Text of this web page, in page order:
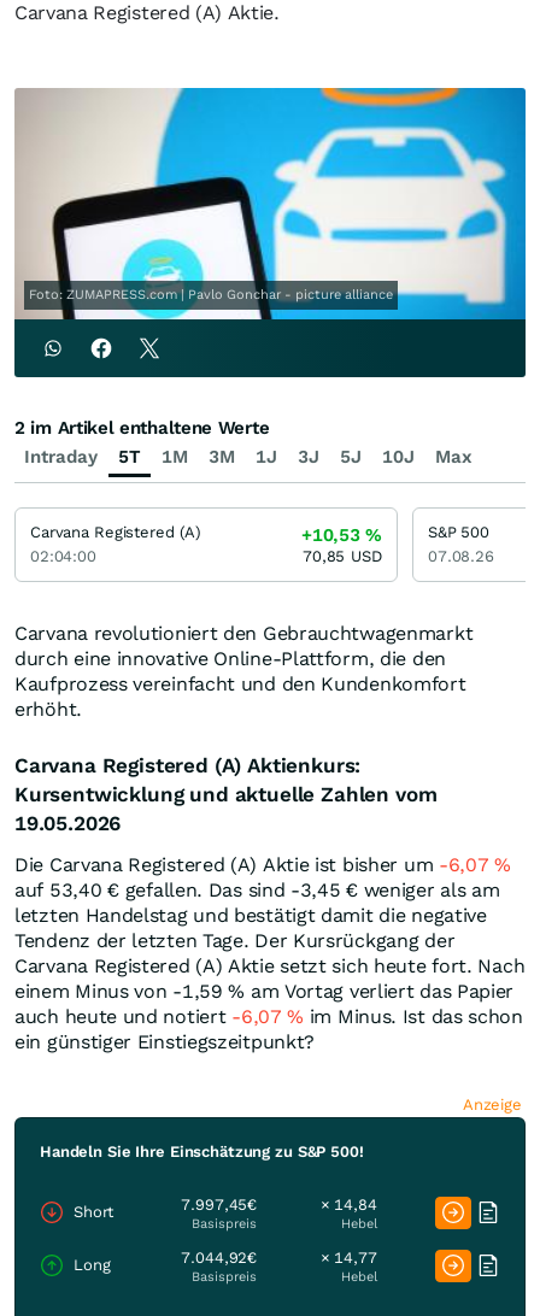
Carvana Registered (A) Aktie.
Foto: ZUMAPRESS.com | Pavlo Gonchar - picture alliance
Carvana revolutioniert den Gebrauchtwagenmarkt
durch eine innovative Online-Plattform, die den
Kaufprozess vereinfacht und den Kundenkomfort
erhöht.
Carvana Registered (A) Aktienkurs:
Kursentwicklung und aktuelle Zahlen vom
19.05.2026
Die Carvana Registered (A) Aktie ist bisher um -6,07%
auf 53,40 € gefallen. Das sind -3,45€weniger als am
letzten Handelstag und bestätigt damit die negative
Tendenz der letzten Tage. Der Kursrückgang der
Carvana Registered (A) Aktie setzt sich heute fort. Nach
einem Minus von -1,59% am Vortag verliert das Papier
auch heute und notiert -6,07% im Minus. Ist das schon
ein günstiger Einstiegszeitpunkt?
Anzeige
Handeln Sie Ihre Einschätzung zu S&P 500!
Short 7.997,45€
Basispreis
× 14,84
Hebel
Long 7.044,92€
Basispreis
× 14,77
Hebel
Intraday 5T 1M 3M 1J 3J 5J 10J Max
2 im Artikel enthaltene Werte
Carvana Registered (A)
02:04:00
+10,53%
70,85 USD
S&P 500
07.08.26